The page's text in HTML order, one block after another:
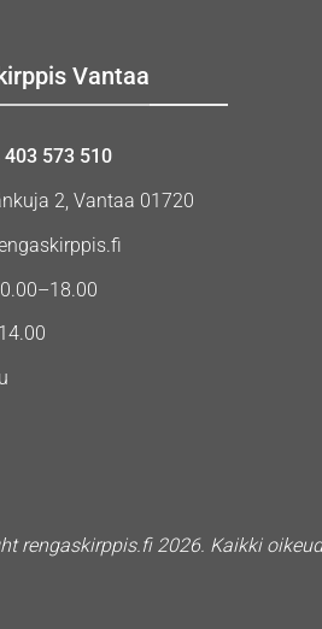
Vantaa
403 573 510
2, Vantaa 01720
rengaskirppis.fi 2026. Kaikki